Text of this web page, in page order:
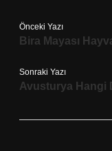
Önceki Yazı
Bira Mayası
Sonraki Yazı
Avusturya Hangi